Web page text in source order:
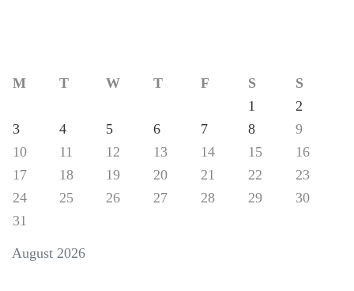
August 2026
M T W T F S
S
1
2
3
4 5 6 7 8
9
10
11 12 13 14 15
16
17
18 19 20 21 22
23
24
25 26 27 28 29
30
31